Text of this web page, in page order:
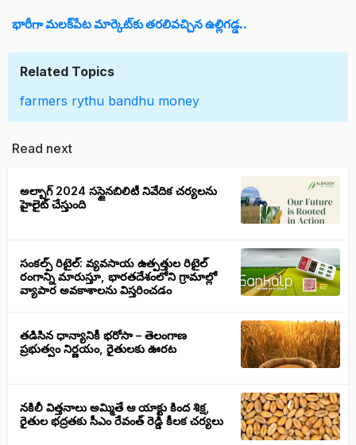
భారీగా మలక్‌పేట మార్కెట్‌కు తరలివచ్చిన ఉల్లిగడ్డ..
Related Topics
farmers rythu bandhu money
Read next
అల్బాగ్ 2024 సస్టైనబిలిటీ నివేదిక చర్యలను
హైలైట్ చేస్తుంది
సంకల్ప్ రిటైల్: వ్యవసాయ ఉత్పత్తుల రిటైల్
రంగాన్ని మారుస్తూ, భారతదేశంలోని గ్రామాల్లో
వ్యాపార అవకాశాలను విస్తరించడం
తడిసిన ధాన్యానికీ భరోసా – తెలంగాణ
ప్రభుత్వం నిర్ణయం, రైతులకు ఊరట
నకిలీ విత్తనాలు అమ్మితే ఆ యాక్టు కింద శిక్ష,
రైతుల భద్రతకు సీఎం రేవంత్ రెడ్డి కీలక చర్యలు